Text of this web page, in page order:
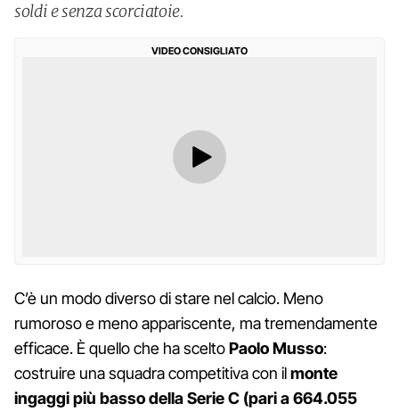
soldi e senza scorciatoie.
VIDEO CONSIGLIATO
C’è un modo diverso di stare nel calcio. Meno
rumoroso e meno appariscente, ma tremendamente
efficace. È quello che ha sceltoPaolo Musso:
costruire una squadra competitiva con ilmonte
ingaggi più basso della Serie C (pari a 664.055